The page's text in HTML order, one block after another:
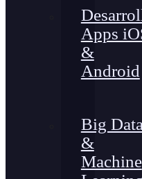
Apps
&
Android
Big Data
&
Machine